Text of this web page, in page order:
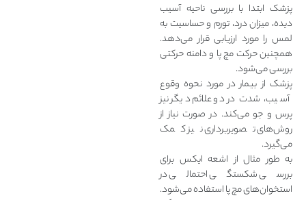
پزشک ابتدا با بررسی ناحیه آسیب‌
دیده، میزان درد، تورم و حساسیت به
لمس را مورد ارزیابی قرار می‌دهد.
همچنین حرکت مچ پا و دامنه حرکتی
بررسی می‌شود.
پزشک از بیمار در مورد نحوه وقوع
آسیب، شدت درد و علائم دیگر نیز
پرس‌ و جو می‌کند. در صورت نیاز از
روش‌های تصویربرداری نیز کمک
می‌گیرد.
به طور مثال از اشعه ایکس برای
بررسی شکستگی احتمالی در
استخوان‌های مچ پا استفاده می‌شود.